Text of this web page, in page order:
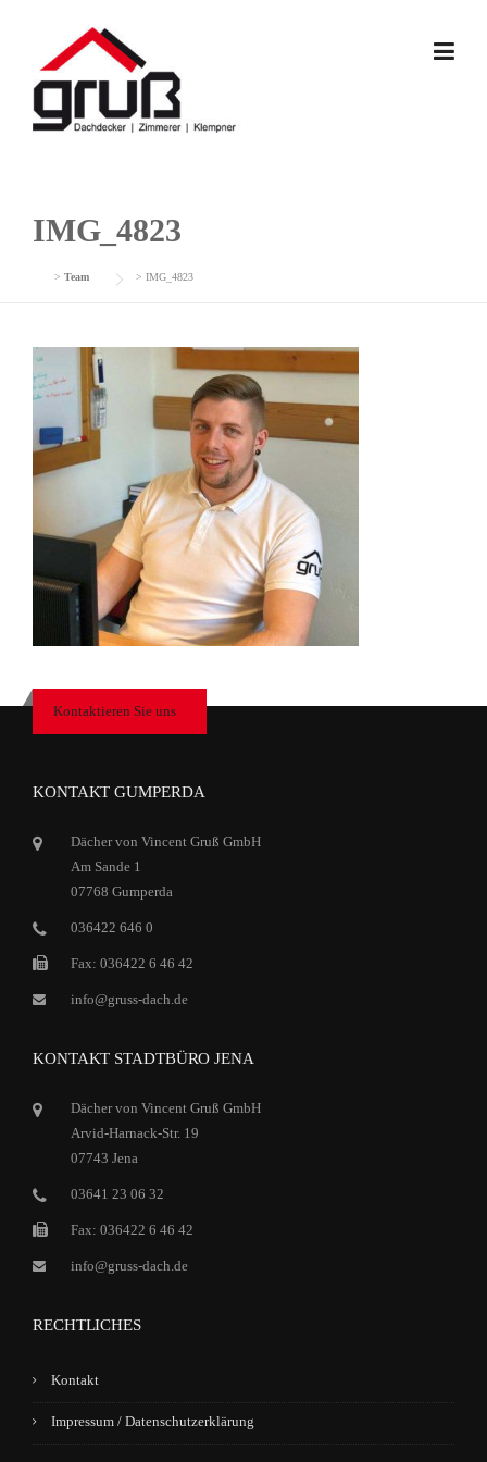
IMG_4823
> Team > IMG_4823
Kontaktieren Sie uns
KONTAKT GUMPERDA
Dächer von Vincent Gruß GmbH
Am Sande 1
07768 Gumperda
036422 646 0
Fax: 036422 6 46 42
info@gruss-dach.de
KONTAKT STADTBÜRO JENA
Dächer von Vincent Gruß GmbH
Arvid-Harnack-Str. 19
07743 Jena
03641 23 06 32
Fax: 036422 6 46 42
info@gruss-dach.de
RECHTLICHES
Kontakt
Impressum / Datenschutzerklärung